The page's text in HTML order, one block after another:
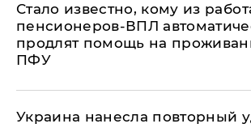
Стало известно, кому из
пенсионеров-ВПЛ
продлят помощь на
ПФУ
Украина нанесла повторный